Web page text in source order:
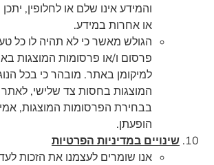
והמידע אינו שלם או לחלופין, יתכן
או אחרות במידע.
הגולש מאשר כי לא תהיה לו כל
פרסום ו/או פרסומות המוצגות
למיקומן באתר. מובהר כי בכל
המוצגות בחסות צד שלישי,
בבחירת הפרסומות המוצגות,
הופעתן.
שינויים במדיניות הפרטיות
אנו שומרים לעצמנו את הזכות